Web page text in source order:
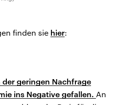
finden sie hier:
der geringen Nachfrage
ins Negative gefallen. An